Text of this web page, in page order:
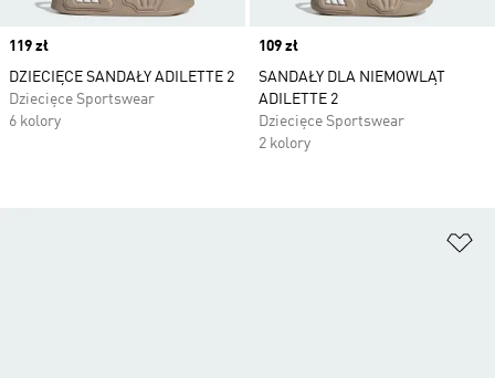
Price
119 zł
DZIECIĘCE SANDAŁY ADILETTE 2
Dziecięce Sportswear
6 kolory
Price
109 zł
SANDAŁY DLA NIEMOWLĄT
ADILETTE 2
Dziecięce Sportswear
2 kolory